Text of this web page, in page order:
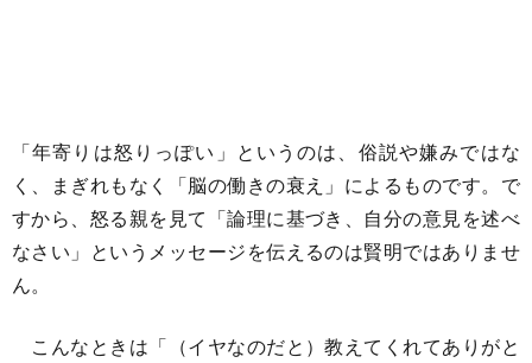
「年寄りは怒りっぽい」というのは、俗説や嫌みではな
く、まぎれもなく「脳の働きの衰え」によるものです。で
すから、怒る親を見て「論理に基づき、自分の意見を述べ
なさい」というメッセージを伝えるのは賢明ではありませ
ん。
こんなときは「（イヤなのだと）教えてくれてありがと